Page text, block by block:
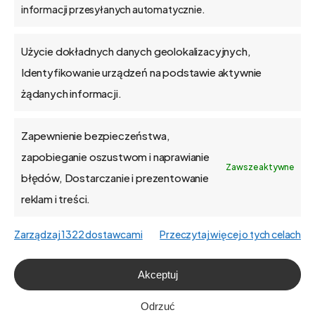
informacji przesyłanych automatycznie.
Użycie dokładnych danych geolokalizacyjnych,
Identyfikowanie urządzeń na podstawie aktywnie
żądanych informacji.
Zapewnienie bezpieczeństwa,
zapobieganie oszustwom i naprawianie
błędów, Dostarczanie i prezentowanie
reklam i treści.
Zawsze aktywne
Zarządzaj 1322 dostawcami Przeczytaj więcej o tych celach
Akceptuj
Odrzuć
Blog
Kontakt
O firmie
Praca
Polityka plików cookies (EU)
English